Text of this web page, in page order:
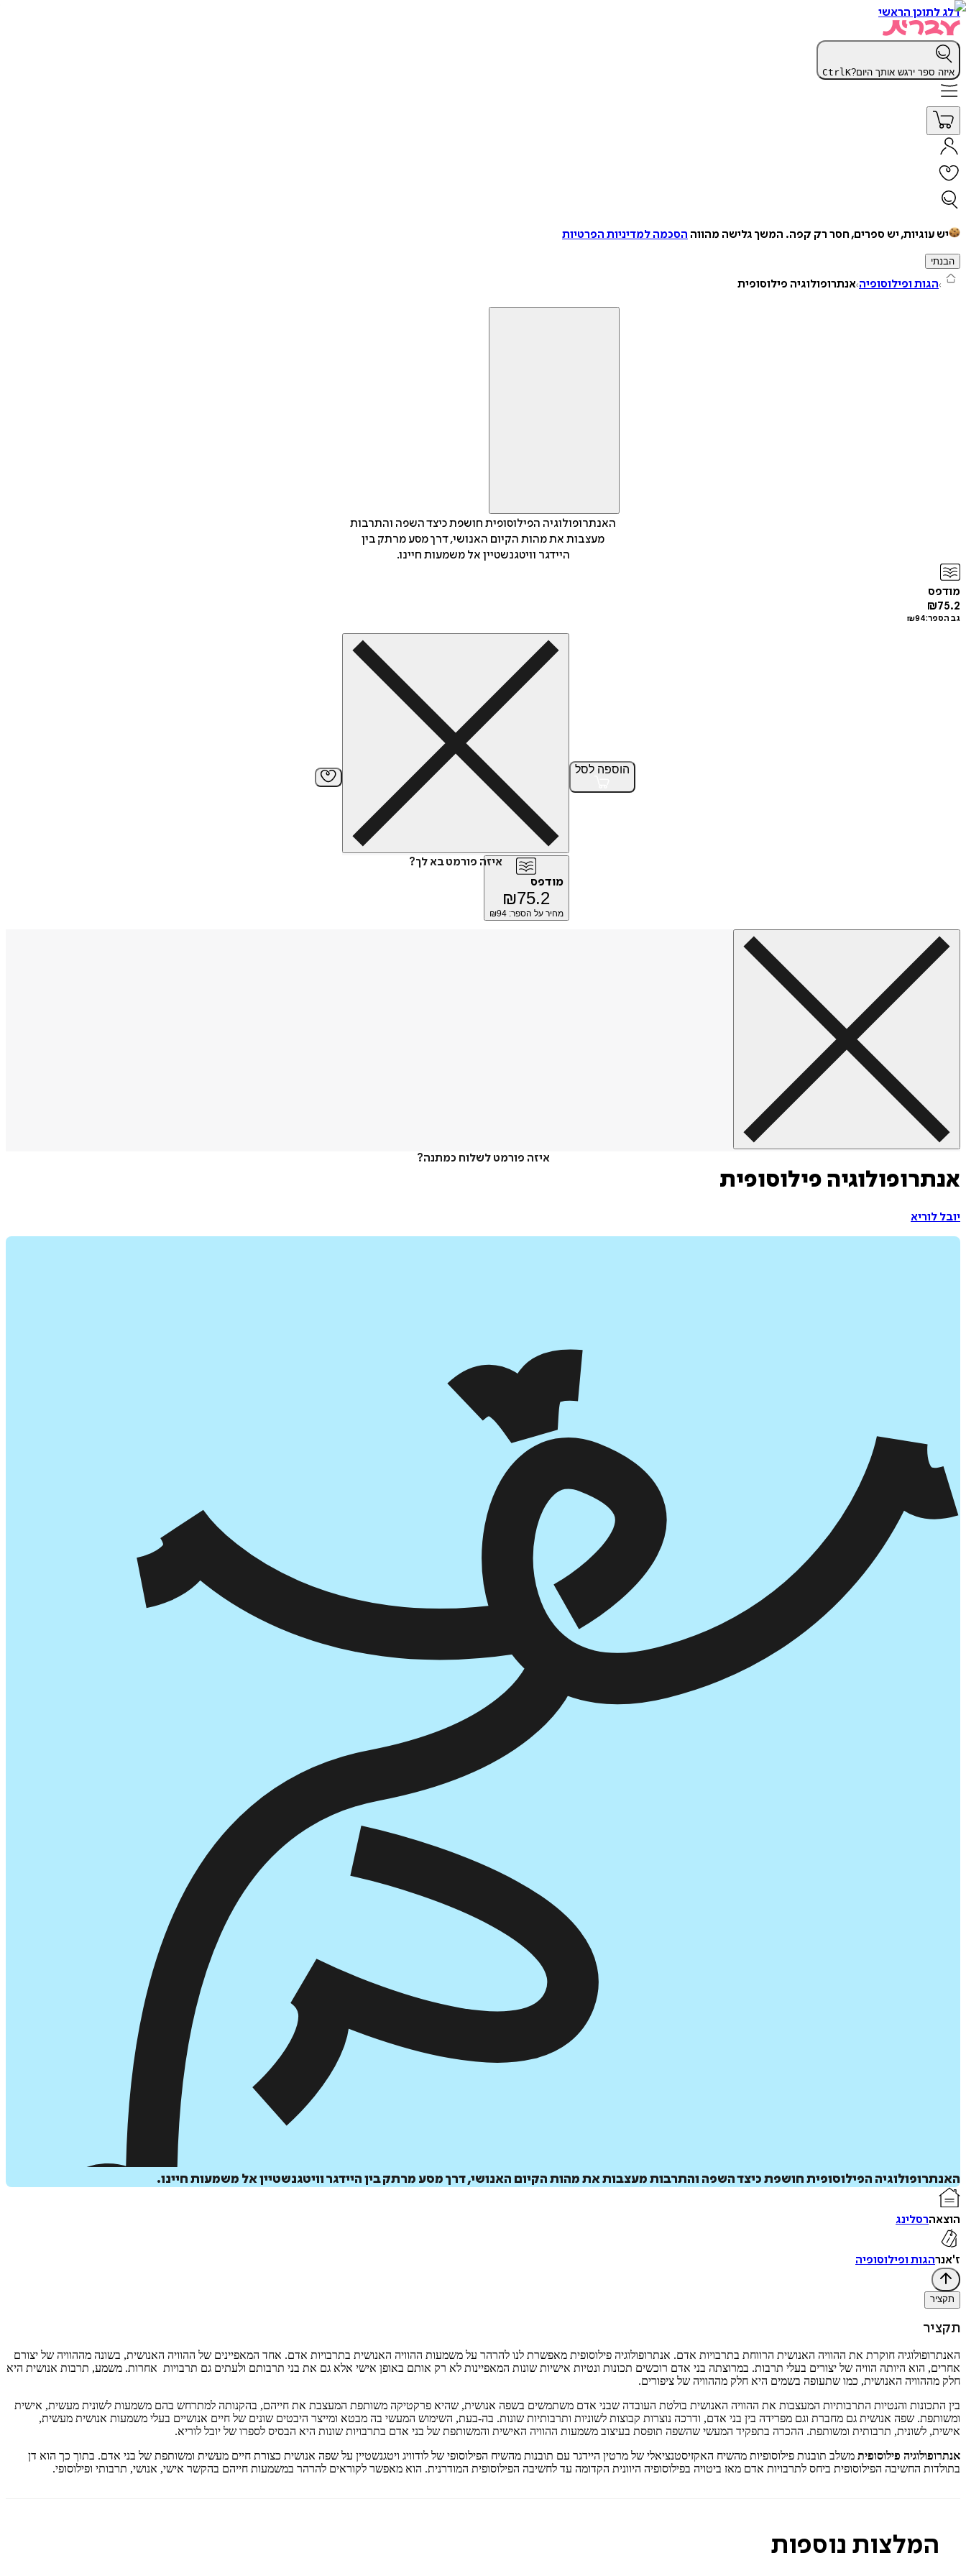
דלג לתוכן הראשי
איזה ספר ירגש אותך היום? CtrlK
יש עוגיות, יש ספרים, חסר רק קפה. המשך גלישה מהווה הסכמה למדיניות הפרטיות
הבנתי
הגות ופילוסופיה אנתרופולוגיה פילוסופית
האנתרופולוגיה הפילוסופית חושפת כיצד השפה והתרבות
מעצבות את מהות הקיום האנושי, דרך מסע מרתק בין
היידגר וויטגנשטיין אל משמעות חיינו.
מודפס
₪75.2
גב הספר: ₪94
הוספה לסל
איזה פורמט בא לך?
מודפס
₪75.2
מחיר על הספר: ₪94
איזה פורמט לשלוח כמתנה?
הוספה
איזה פורמט בא לך?
מודפס
75.2
מחיר על הספר: ₪
אנתרופולוגיה פילוסופית
יובל לוריא
האנתרופולוגיה הפילוסופית חושפת כיצד השפה והתרבות מעצבות את מהות הקיום האנושי, דרך מסע מרתק בין היידגר וויטגנשטיין אל משמעות חיינו.
הוצאהרסלינג
ז'אנרהגות ופילוסופיה
תקציר
תקציר
האנתרופולוגיה חוקרת את ההוויה האנושית הרווחת בתרבויות אדם. אנתרופולוגיה פילוסופית מאפשרת לנו להרהר על משמעות ההוויה האנושית בתרבויות אדם. אחד המאפיינים של ההוויה האנושית, בשונה מההוויה של יצורם
אחרים, הוא היותה הוויה של יצורים בעלי תרבות. במרוצתה בני אדם רוכשים תכונות ונטיות אישיות שונות המאפיינות לא רק אותם באופן אישי אלא גם את בני תרבותם ולעתים גם תרבויות אחרות. משמע, תרבות אנושית היא
חלק מההוויה האנושית, כמו שתעופה בשמים היא חלק מההוויה של ציפורים.
בין התכונות והנטיות התרבותיות המעצבות את ההוויה האנושית בולטת העובדה שבני אדם משתמשים בשפה אנושית, שהיא פרקטיקה משותפת המעצבת את חייהם, בהקנותה למתרחש בהם משמעות לשונית מעשית, אישית
ומשותפת. שפה אנושית גם מחברת וגם מפרידה בין בני אדם, ודרכה נוצרות קבוצות לשוניות ותרבותיות שונות. בה-בעת, השימוש המעשי בה מבטא ומייצר היבטים שונים של חיים אנושיים בעלי משמעות אנושית מעשית,
אישית, לשונית, תרבותית ומשותפת. ההכרה בתפקיד המעשי שהשפה תופסת בעיצוב משמעות ההוויה האישית והמשותפת של בני אדם בתרבויות שונות היא הבסיס לספרו של יובל לוריא.
אנתרופולוגיה פילוסופית משלב תובנות פילוסופיות מהשיח האקזיסטנציאלי של מרטין היידגר עם תובנות מהשיח הפילוסופי של לודוויג ויטגנשטיין על שפה אנושית כצורת חיים מעשית ומשותפת של בני אדם. בתוך כך הוא דן
בתולדות החשיבה הפילוסופית ביחס לתרבויות אדם מאז ביטויה בפילוסופיה היוונית הקדומה עד לחשיבה הפילוסופית המודרנית. הוא מאפשר לקוראים להרהר במשמעות חייהם בהקשר אישי, אנושי, תרבותי ופילוסופי.
המלצות נוספות